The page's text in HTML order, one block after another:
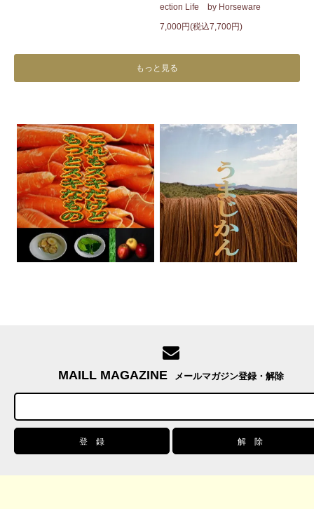
ection Life by Horseware
7,000円(税込7,700円)
もっと見る
MAILL MAGAZINE メールマガジン登録・解除